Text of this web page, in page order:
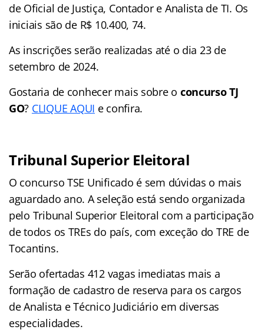
de Oficial de Justiça, Contador e Analista de TI. Os
iniciais são de R$ 10.400, 74.
As inscrições serão realizadas até o dia 23 de
setembro de 2024.
Gostaria de conhecer mais sobre o concurso TJ
GO? CLIQUE AQUI e confira.
Tribunal Superior Eleitoral
O concurso TSE Unificado é sem dúvidas o mais
aguardado ano. A seleção está sendo organizada
pelo Tribunal Superior Eleitoral com a participação
de todos os TREs do país, com exceção do TRE de
Tocantins.
Serão ofertadas 412 vagas imediatas mais a
formação de cadastro de reserva para os cargos
de Analista e Técnico Judiciário em diversas
especialidades.